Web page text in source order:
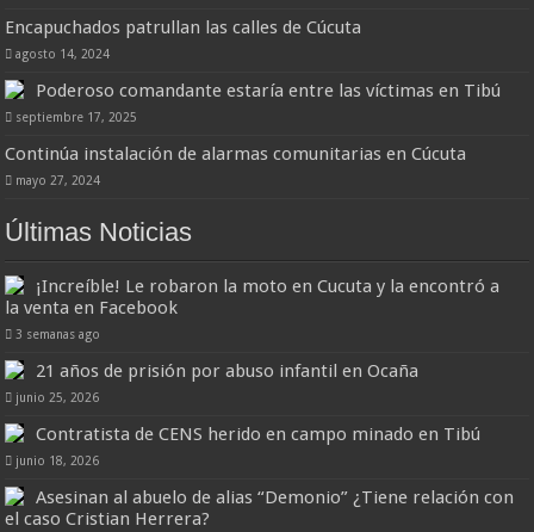
Encapuchados patrullan las calles de Cúcuta
agosto 14, 2024
Poderoso comandante estaría entre las víctimas en Tibú
septiembre 17, 2025
Continúa instalación de alarmas comunitarias en Cúcuta
mayo 27, 2024
Últimas Noticias
¡Increíble! Le robaron la moto en Cucuta y la encontró a
la venta en Facebook
3 semanas ago
21 años de prisión por abuso infantil en Ocaña
junio 25, 2026
Contratista de CENS herido en campo minado en Tibú
junio 18, 2026
Asesinan al abuelo de alias “Demonio” ¿Tiene relación con
el caso Cristian Herrera?